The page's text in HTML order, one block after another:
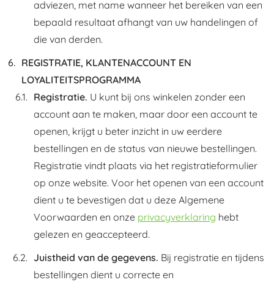
adviezen, met name wanneer het bereiken van een
bepaald resultaat afhangt van uw handelingen of
die van derden.
REGISTRATIE, KLANTENACCOUNT EN
LOYALITEITSPROGRAMMA
Registratie. U kunt bij ons winkelen zonder een
account aan te maken, maar door een account te
openen, krijgt u beter inzicht in uw eerdere
bestellingen en de status van nieuwe bestellingen.
Registratie vindt plaats via het registratieformulier
op onze website. Voor het openen van een account
dient u te bevestigen dat u deze Algemene
Voorwaarden en onze privacyverklaring hebt
gelezen en geaccepteerd.
Juistheid van de gegevens. Bij registratie en tijdens
bestellingen dient u correcte en